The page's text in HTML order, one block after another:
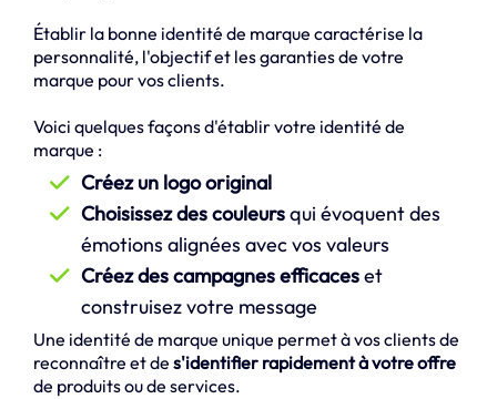
Établir la bonne identité de marque caractérise la
personnalité, l'objectif et les garanties de votre
marque pour vos clients.
Voici quelques façons d'établir votre identité de
marque :
Créez un logo original
Choisissez des couleursqui évoquent des
émotions alignées avec vos valeurs
Créez des campagnes efficaceset
construisez votre message
Une identité de marque unique permet à vos clients de
reconnaître et de s'identifier rapidement à votre offre
de produits ou de services.